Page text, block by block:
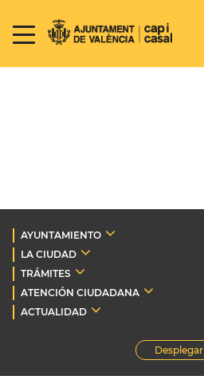
AYUNTAMIENTO
LA CIUDAD
TRÁMITES
ATENCIÓN CIUDADANA
ACTUALIDAD
Desplegar